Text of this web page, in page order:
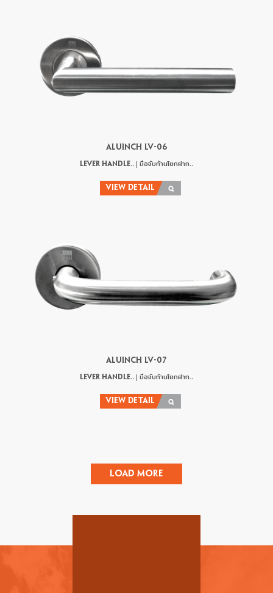
ALUINCH LV-06
LEVER HANDLE.. | มือจับก้านโยกฝาก..
VIEW DETAIL
ALUINCH LV-07
LEVER HANDLE.. | มือจับก้านโยกฝาก..
VIEW DETAIL
Load More